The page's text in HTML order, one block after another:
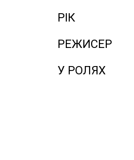
РІК
РЕЖИСЕР
У РОЛЯХ